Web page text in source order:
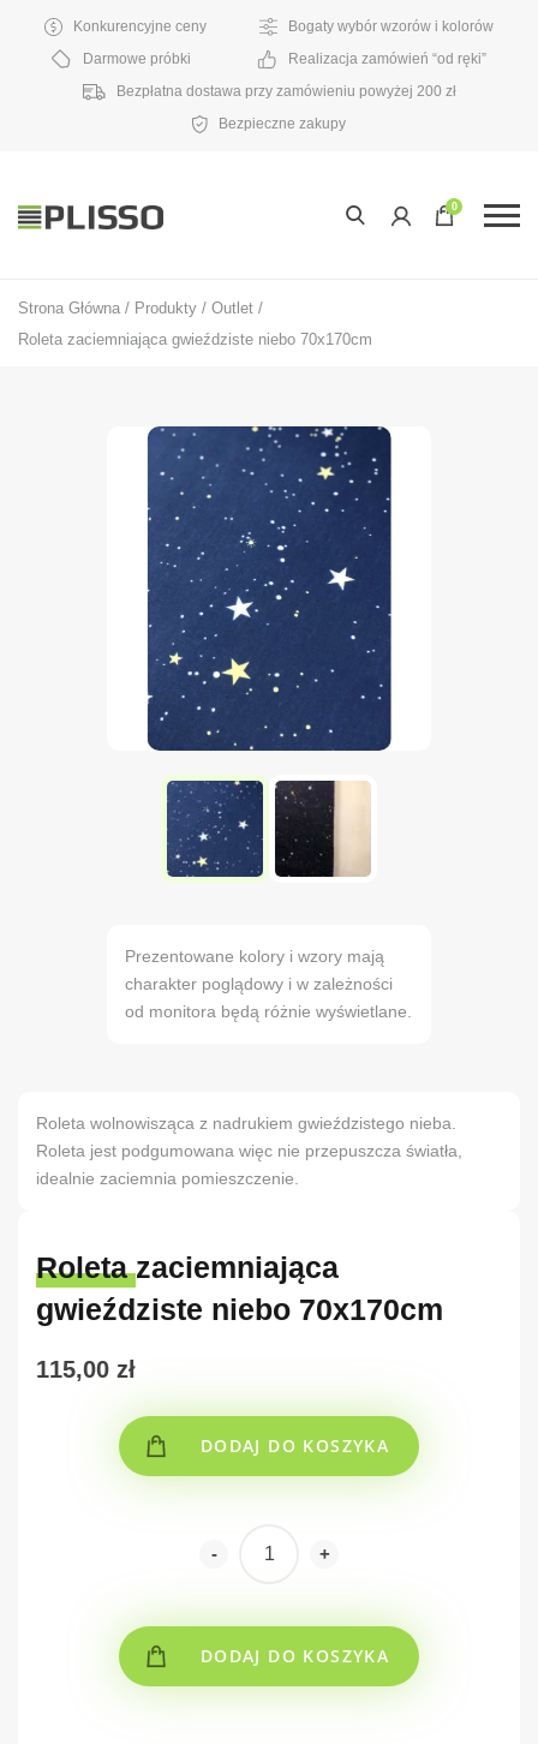
Konkurencyjne ceny
Bogaty wybór wzorów i kolorów
Darmowe próbki
Realizacja zamówień “od ręki”
Bezpłatna dostawa przy zamówieniu powyżej 200 zł
Bezpieczne zakupy
0
Strona Główna / Produkty / Outlet /
Roleta zaciemniająca gwieździste niebo 70x170cm
Prezentowane kolory i wzory mają
charakter poglądowy i w zależności
od monitora będą różnie wyświetlane.
Roleta wolnowisząca z nadrukiem gwieździstego nieba.
Roleta jest podgumowana więc nie przepuszcza światła,
idealnie zaciemnia pomieszczenie.
Roleta zaciemniająca
gwieździste niebo 70x170cm
115,00 zł
DODAJ DO KOSZYKA
- +
DODAJ DO KOSZYKA